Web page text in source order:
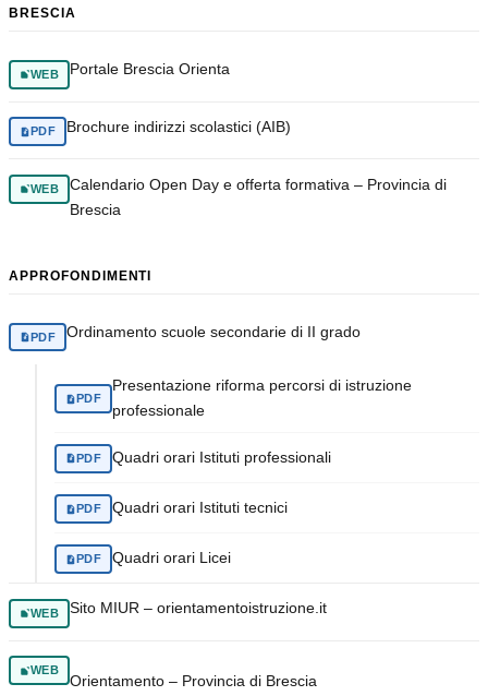
BRESCIA
WEB Portale Brescia Orienta
PDF Brochure indirizzi scolastici (AIB)
WEB
Calendario Open Day e offerta formativa – Provincia di
Brescia
APPROFONDIMENTI
PDF Ordinamento scuole secondarie di II grado
PDF
Presentazione riforma percorsi di istruzione
professionale
PDF Quadri orari Istituti professionali
PDF Quadri orari Istituti tecnici
PDF Quadri orari Licei
WEB Sito MIUR – orientamentoistruzione.it
WEB
Orientamento – Provincia di Brescia